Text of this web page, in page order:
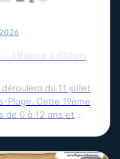
du 11 juillet
19ème
de 0 à 12 ans et
mercredi et